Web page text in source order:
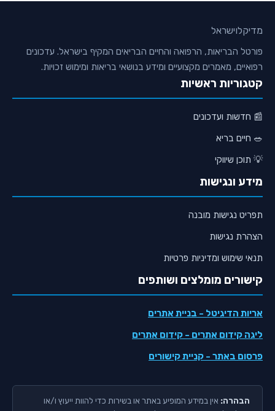
מדיקלוישראל
פורטל הבריאות, הרפואה והחיים הבריאים המקיף בישראל. עדכונים
רפואיים, מאמרים מקצועיים ומידע בנושאי בריאות ומימוש זכויות.
קטגוריות ראשיות
📰 חדשות ועדכונים
🥗 חיים בריא
💡 תוכן שיווקי
מידע ונגישות
תפריט נגישות מובנה
הצהרת נגישות
תנאי שימוש ומדיניות פרטיות
קישורים מומלצים ושותפים
אריות הדיגיטל - בניית אתרים
ליגה קידום אתרים - קידום אתרים
פרסום באתר - קניית קישורים
הבהרה: אין במידע המופיע באתר או בשירות כדי להוות ייעוץ ו/או